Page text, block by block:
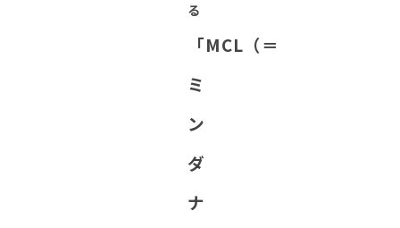
る
「MCL（＝
ミ
ン
ダ
ナ